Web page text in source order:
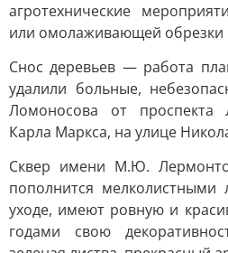
агротехнические
или омолаживающей обрезки
Снос деревьев — работа
удалили больные,
Ломоносова от проспекта
Карла Маркса, на улице
Сквер имени М.Ю.
пополнится
уходе, имеют ровную и
годами свою